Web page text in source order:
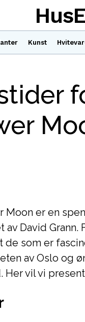
Kunst
Moon er en
av David
som er
av Oslo og
Her vil vi